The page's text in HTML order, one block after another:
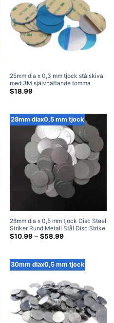
25mm dia x 0,3 mm tjock stålskiva
med 3M självhäftande tomma
runda metallslagplåtar (100 Packa)
$18.99
28mm diax0,5 mm tjock
28mm dia x 0,5 mm tjock Disc Steel
Striker Rund Metall Stål Disc Strike
Plates
$10.99 – $58.99Prisklass:
30mm diax0,5 mm tjock